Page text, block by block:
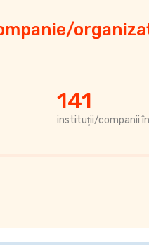
141
instituţii/companii